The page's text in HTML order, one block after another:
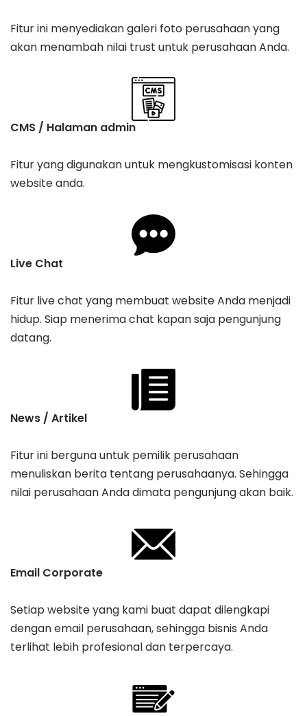
Fitur ini menyediakan galeri foto perusahaan yang
akan menambah nilai trust untuk perusahaan Anda.
CMS / Halaman admin
Fitur yang digunakan untuk mengkustomisasi konten
website anda.
Live Chat
Fitur live chat yang membuat website Anda menjadi
hidup. Siap menerima chat kapan saja pengunjung
datang.
News / Artikel
Fitur ini berguna untuk pemilik perusahaan
menuliskan berita tentang perusahaanya. Sehingga
nilai perusahaan Anda dimata pengunjung akan baik.
Email Corporate
Setiap website yang kami buat dapat dilengkapi
dengan email perusahaan, sehingga bisnis Anda
terlihat lebih profesional dan terpercaya.